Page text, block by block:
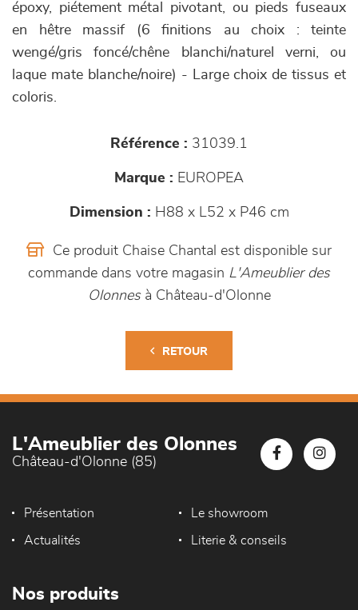
époxy, piétement métal pivotant, ou pieds fuseaux
en hêtre massif (6 finitions au choix : teinte
wengé/gris foncé/chêne blanchi/naturel verni, ou
laque mate blanche/noire) - Large choix de tissus et
coloris.
Référence : 31039.1
Marque : EUROPEA
Dimension : H88 x L52 x P46 cm
Ce produit Chaise Chantal est disponible sur
commande dans votre magasin L'Ameublier des
Olonnesà Château-d'Olonne
RETOUR
L'Ameublier des Olonnes
Château-d'Olonne (85)
Présentation Le showroom
Actualités Literie & conseils
Nos produits